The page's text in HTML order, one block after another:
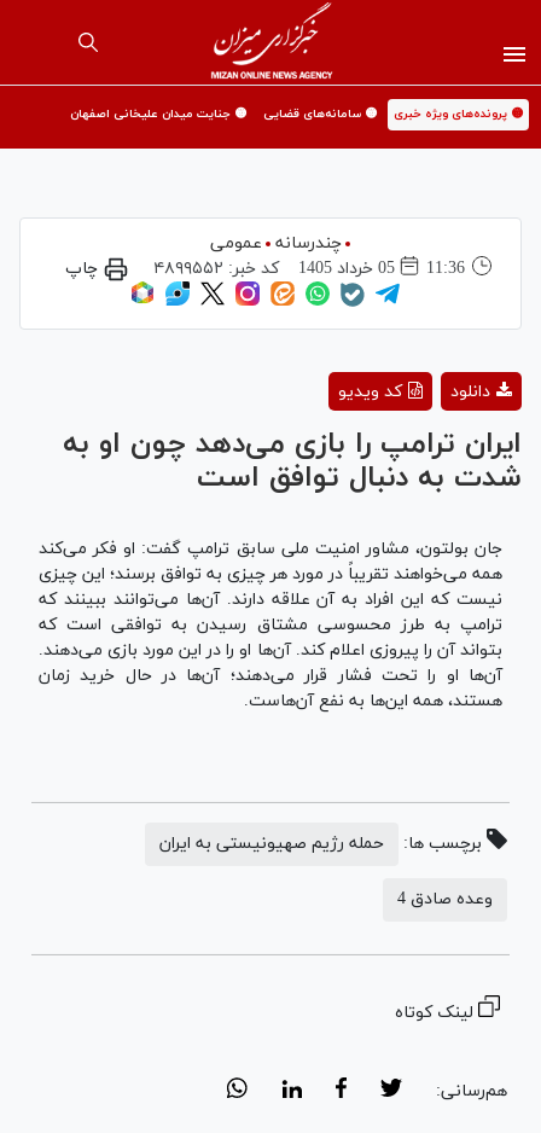
🟡 پرونده‌های ویژه خبری 🟡 سامانه‌های قضایی 🟡 جنایت میدان علیخانی اصفهان
چندرسانه
عمومی
11:36
05 خرداد 1405 کد خبر: ۴۸۹۹۵۵۲ چاپ
Video
کد ویدیو دانلود
ایران ترامپ را بازی می‌دهد چون او به
شدت به دنبال توافق است
جان بولتون، مشاور امنیت ملی سابق ترامپ گفت: او فکر می‌کند
همه می‌خواهند تقریباً در مورد هر چیزی به توافق برسند؛ این چیزی
نیست که این افراد به آن علاقه دارند. آن‌ها می‌توانند ببینند که
ترامپ به طرز محسوسی مشتاق رسیدن به توافقی است که
بتواند آن را پیروزی اعلام کند. آن‌ها او را در این مورد بازی می‌دهند.
آن‌ها او را تحت فشار قرار می‌دهند؛ آن‌ها در حال خرید زمان
هستند، همه این‌ها به نفع آن‌هاست.
برچسب ها: حمله رژیم صهیونیستی به ایران
وعده صادق 4
لینک کوتاه
هم‌رسانی: